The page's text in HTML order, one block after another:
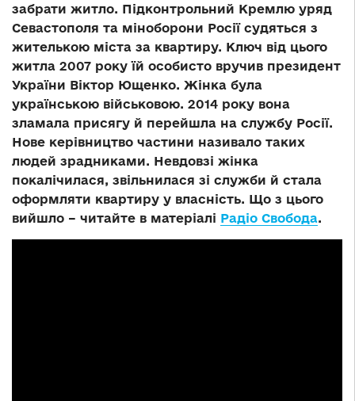
забрати житло. Підконтрольний Кремлю уряд
Севастополя та міноборони Росії судяться з
жителькою міста за квартиру. Ключ від цього
житла 2007 року їй особисто вручив президент
України Віктор Ющенко. Жінка була
українською військовою. 2014 року вона
зламала присягу й перейшла на службу Росії.
Нове керівництво частини називало таких
людей зрадниками. Невдовзі жінка
покалічилася, звільнилася зі служби й стала
оформляти квартиру у власність. Що з цього
вийшло – читайте в матеріалі Радіо Свобода.